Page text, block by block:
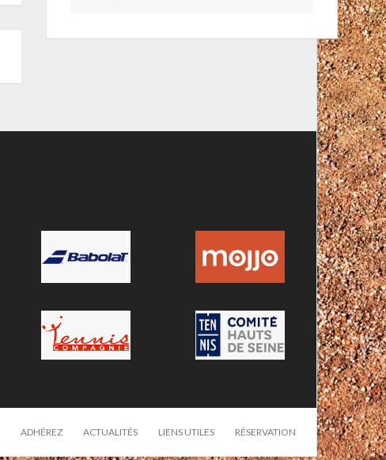
ADHÉREZ ACTUALITÉS LIENS UTILES RÉSERVATION